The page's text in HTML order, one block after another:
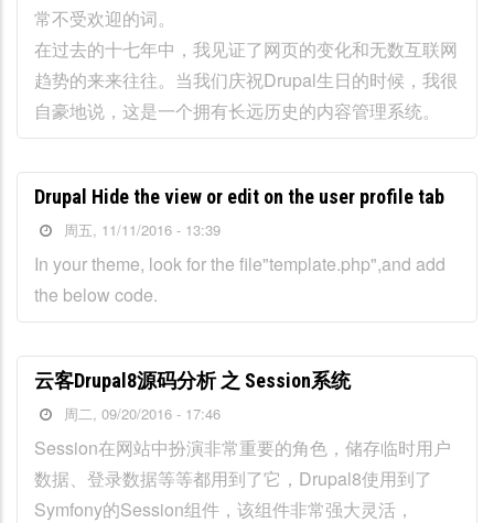
常不受欢迎的词。
在过去的十七年中，我见证了网页的变化和无数互联网
趋势的来来往往。当我们庆祝Drupal生日的时候，我很
自豪地说，这是一个拥有长远历史的内容管理系统。
Drupal Hide the view or edit on the user profile tab
周五, 11/11/2016 - 13:39
In your theme, look for the file"template.php",and add
the below code.
云客Drupal8源码分析 之 Session系统
周二, 09/20/2016 - 17:46
Session在网站中扮演非常重要的角色，储存临时用户
数据、登录数据等等都用到了它，Drupal8使用到了
Symfony的Session组件，该组件非常强大灵活，